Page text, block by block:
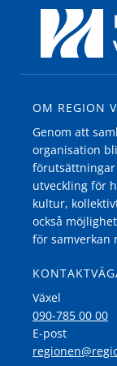
OM REGION
Genom att
organisation
utveckling för
kultur,
också
för samverkan
Växel
090-785 00 00
E-post